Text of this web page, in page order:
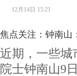
12月14日 15:21
焦点关注：钟南山
测
近期，一些城
院士钟南山9